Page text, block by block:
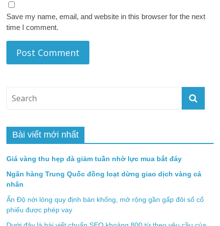
Save my name, email, and website in this browser for the next
time I comment.
Bài viết mới nhất
Giá vàng thu hẹp đà giảm tuần nhờ lực mua bắt đáy
Ngân hàng Trung Quốc đồng loạt dừng giao dịch vàng cá
nhân
Ấn Độ nới lỏng quy định bán khống, mở rộng gần gấp đôi số cổ
phiếu được phép vay